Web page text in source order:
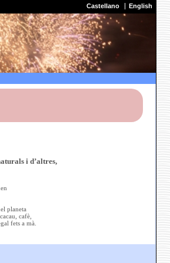
Castellano English
i d’altres,
planeta
cafè,
fets a mà.